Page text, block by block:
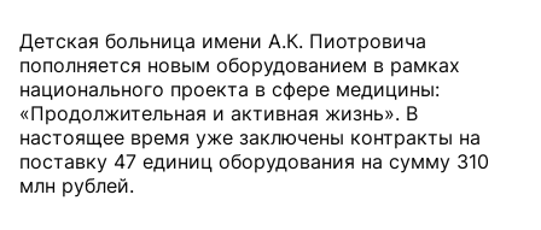
Детская больница имени А.К. Пиотровича
пополняется новым оборудованием в рамках
национального проекта в сфере медицины:
«Продолжительная и активная жизнь». В
настоящее время уже заключены контракты на
поставку 47 единиц оборудования на сумму 310
млн рублей.